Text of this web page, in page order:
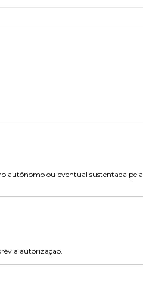
autônomo ou eventual sustentada pela
autorização.